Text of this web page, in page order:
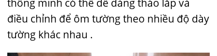
thông minh có thể dễ dàng tháo lắp và
điều chỉnh để ôm tường theo nhiều độ dày
tường khác nhau .